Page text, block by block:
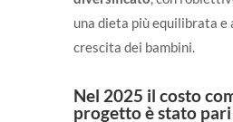
una dieta più equilibrata e
crescita dei bambini.
Nel 2025 il costo
progetto è stato